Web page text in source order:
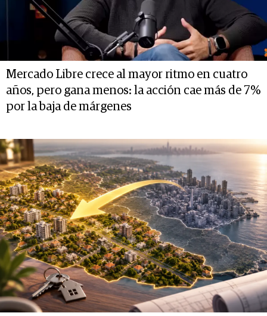
Mercado Libre crece al mayor ritmo en cuatro
años, pero gana menos: la acción cae más de 7%
por la baja de márgenes